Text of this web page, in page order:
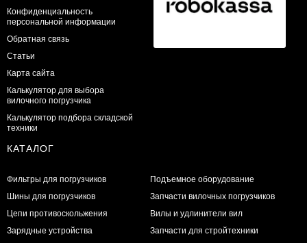
Конфиденциальность
персональной информации
Обратная связь
Статьи
Карта сайта
Калькулятор для выбора
вилочного погрузчика
Калькулятор подбора складской
техники
КАТАЛОГ
Фильтры для погрузчиков
Шины для погрузчиков
Цепи противоскольжения
Зарядные устройства
Подъемное оборудование
Запчасти вилочных погрузчиков
Вилы и удлинители вил
Запчасти для стройтехники